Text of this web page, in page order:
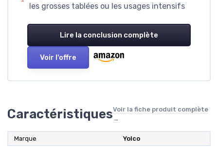
les grosses tablées ou les usages intensifs
Lire la conclusion complète
Voir l'offre
CaractéristiquesVoir la fiche produit complète
→
Marque Yolco